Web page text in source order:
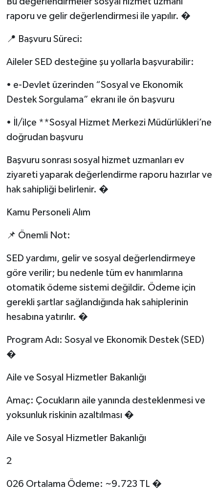
raporu ve gelir değerlendirmesi ile yapılır. �
📍 Başvuru Süreci:
Aileler SED desteğine şu yollarla başvurabilir:
• e-Devlet üzerinden “Sosyal ve Ekonomik
Destek Sorgulama” ekranı ile ön başvuru
• İl/ilçe **Sosyal Hizmet Merkezi Müdürlükleri’ne
doğrudan başvuru
Başvuru sonrası sosyal hizmet uzmanları ev
ziyareti yaparak değerlendirme raporu hazırlar ve
hak sahipliği belirlenir. �
Kamu Personeli Alım
📌 Önemli Not:
SED yardımı, gelir ve sosyal değerlendirmeye
göre verilir; bu nedenle tüm ev hanımlarına
otomatik ödeme sistemi değildir. Ödeme için
gerekli şartlar sağlandığında hak sahiplerinin
hesabına yatırılır. �
Program Adı: Sosyal ve Ekonomik Destek (SED)
�
Aile ve Sosyal Hizmetler Bakanlığı
Amaç: Çocukların aile yanında desteklenmesi ve
yoksunluk riskinin azaltılması �
Aile ve Sosyal Hizmetler Bakanlığı
2
026 Ortalama Ödeme: ~9.723 TL �